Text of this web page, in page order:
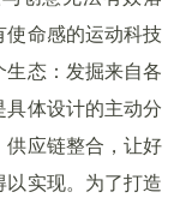
使命感的运动科技
生态：发掘来自各
具体设计的主动分
供应链整合，让好
以实现。为了打造